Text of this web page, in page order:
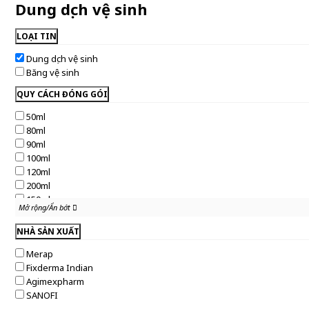
Dung dịch vệ sinh
LOẠI TIN
Dung dịch vệ sinh
Băng vệ sinh
QUY CÁCH ĐÓNG GÓI
50ml
80ml
90ml
100ml
120ml
200ml
150ml
250ml
300ml
50g
100g
45g
60ml
Mở rộng/Ẩn bớt
Mở rộng/Ẩn bớt
NHÀ SẢN XUẤT
Merap
Fixderma Indian
Agimexpharm
SANOFI